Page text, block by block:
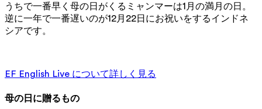
うちで一番早く母の日がくるミャンマーは1月の満月の日。
逆に一年で一番遅いのが12月22日にお祝いをするインドネ
シアです。
EF English Live について詳しく見る
母の日に贈るもの